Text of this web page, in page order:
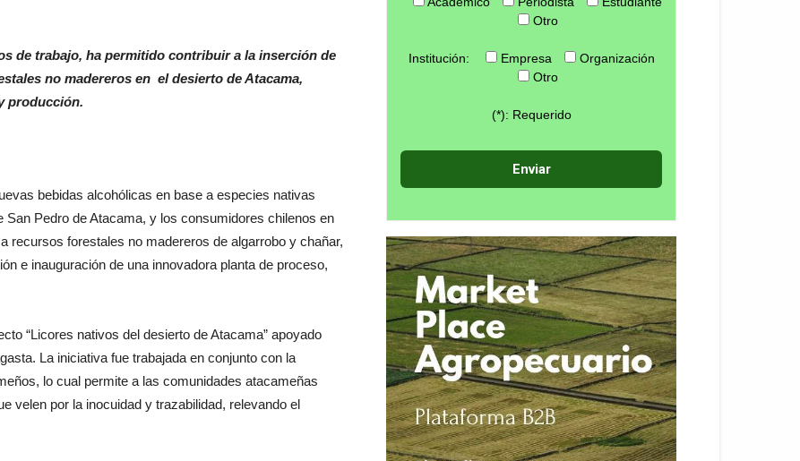
de trabajo, ha permitido contribuir a la inserción de
no madereros en el desierto de Atacama,
producción.
bebidas alcohólicas en base a especies nativas
Pedro de Atacama, y los consumidores chilenos en
recursos forestales no madereros de algarrobo y chañar,
e inauguración de una innovadora planta de proceso,
“Licores nativos del desierto de Atacama” apoyado
La iniciativa fue trabajada en conjunto con la
lo cual permite a las comunidades atacameñas
velen por la inocuidad y trazabilidad, relevando el
Otro
Institución: Empresa
Organización
Otro
(*): Requerido